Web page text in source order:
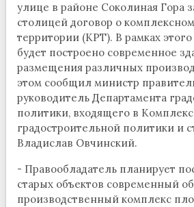
улице в районе Соколиная Гора
столицей договор о
территории (КРТ). В рамках
будет построено современное
размещения различных
этом сообщил министр
руководитель Департамента
политики, входящего в Комплекс
градостроительной политики и
Владислав Овчинский.
- Правообладатель планирует
старых объектов современный
производственный комплекс